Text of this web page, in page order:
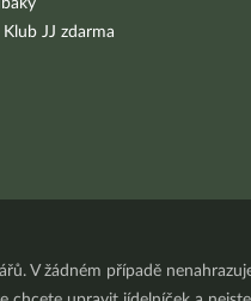
JJ zdarma
V žádném případě